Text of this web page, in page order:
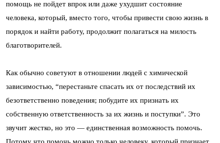
помощь не пойдет впрок или даже ухудшит состояние
человека, который, вместо того, чтобы привести свою жизнь в
порядок и найти работу, продолжит полагаться на милость
благотворителей.
Как обычно советуют в отношении людей с химической
зависимостью, “перестаньте спасать их от последствий их
безответственно поведения; побудите их признать их
собственную ответственность за их жизнь и поступки”. Это
звучит жестко, но это — единственная возможность помочь.